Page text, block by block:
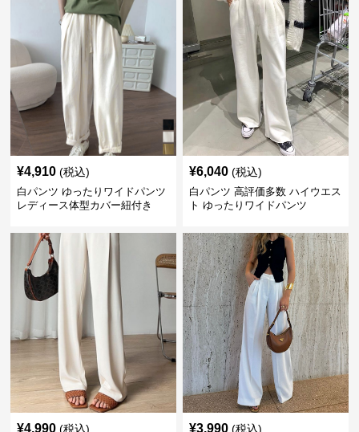
¥4,910 (税込)
白パンツ ゆったりワイドパンツ
レディース体型カバー紐付き
¥6,040 (税込)
白パンツ 高評価多数 ハイウエス
ト ゆったりワイドパンツ
¥4,990 (税込) ¥3,990 (税込)